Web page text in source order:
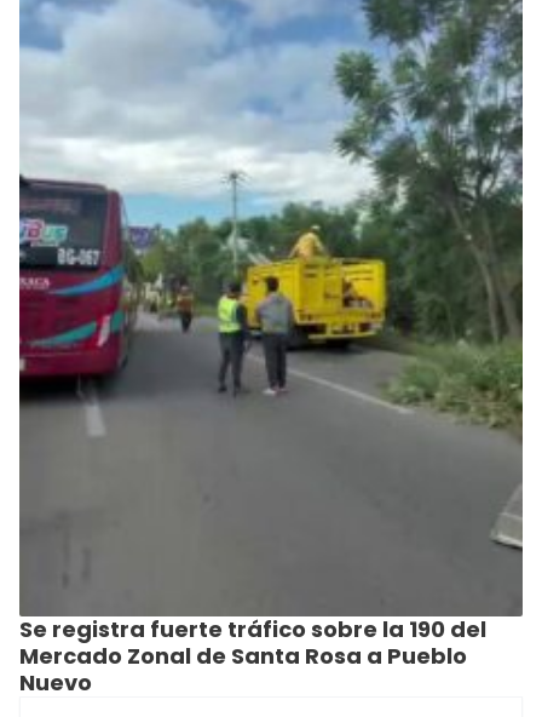
Se registra fuerte tráfico sobre la 190 del
Mercado Zonal de Santa Rosa a Pueblo
Nuevo